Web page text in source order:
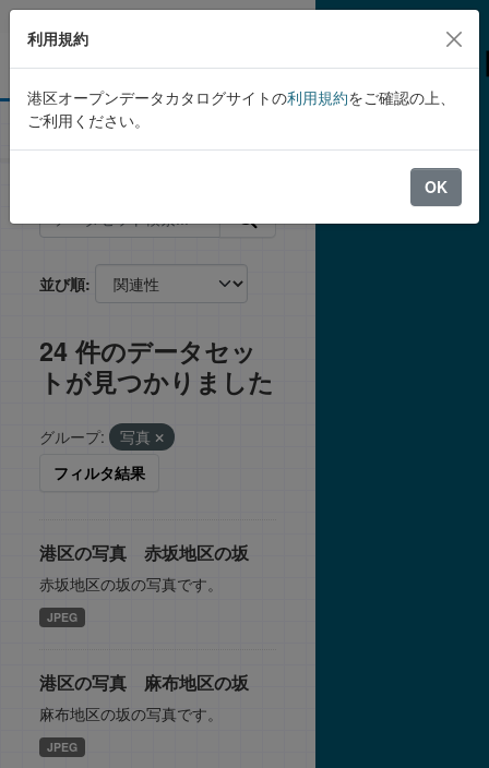
Skip to main content
データセット
並び順
24 件のデータセッ
トが見つかりました
グループ:
写真
フィルタ結果
港区の写真 赤坂地区の坂
赤坂地区の坂の写真です。
JPEG
港区の写真 麻布地区の坂
麻布地区の坂の写真です。
JPEG
利用規約
港区オープンデータカタログサイトの利用規約をご確認の上、
ご利用ください。
OK